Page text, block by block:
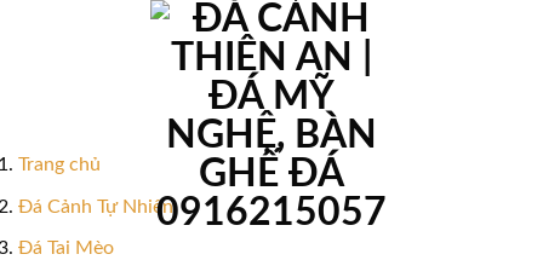
Trang chủ
Đá Cảnh Tự Nhiên
Đá Tai Mèo